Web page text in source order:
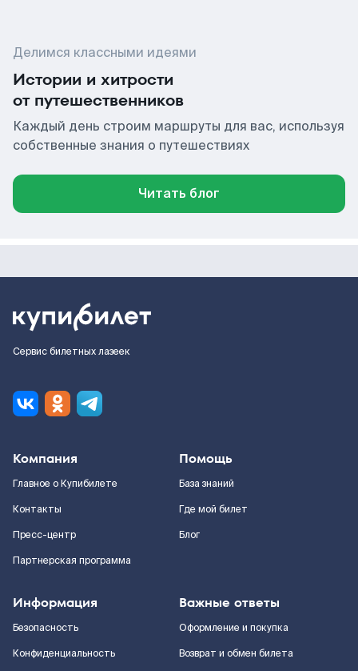
Делимся классными идеями
Истории и хитрости
от путешественников
Каждый день строим маршруты для вас, используя
собственные знания о путешествиях
Читать блог
Сервис билетных лазеек
Компания
Главное о Купибилете
Контакты
Пресс-центр
Партнерская программа
Помощь
База знаний
Где мой билет
Блог
Информация
Безопасность
Конфиденциальность
Важные ответы
Оформление и покупка
Возврат и обмен билета